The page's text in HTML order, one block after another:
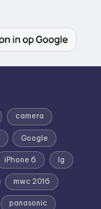
camera
Google
iPhone 6 lg
mwc 2016
panasonic